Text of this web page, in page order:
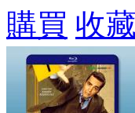
購買 收藏